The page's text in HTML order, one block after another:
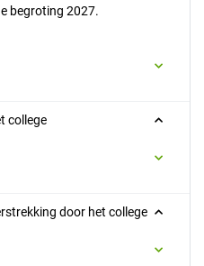
begroting 2027.
college
door het college